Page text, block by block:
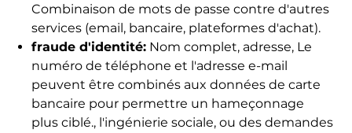
Combinaison de mots de passe contre d'autres
services (email, bancaire, plateformes d'achat).
fraude d'identité:Nom complet, adresse, Le
numéro de téléphone et l'adresse e-mail
peuvent être combinés aux données de carte
bancaire pour permettre un hameçonnage
plus ciblé., l'ingénierie sociale, ou des demandes